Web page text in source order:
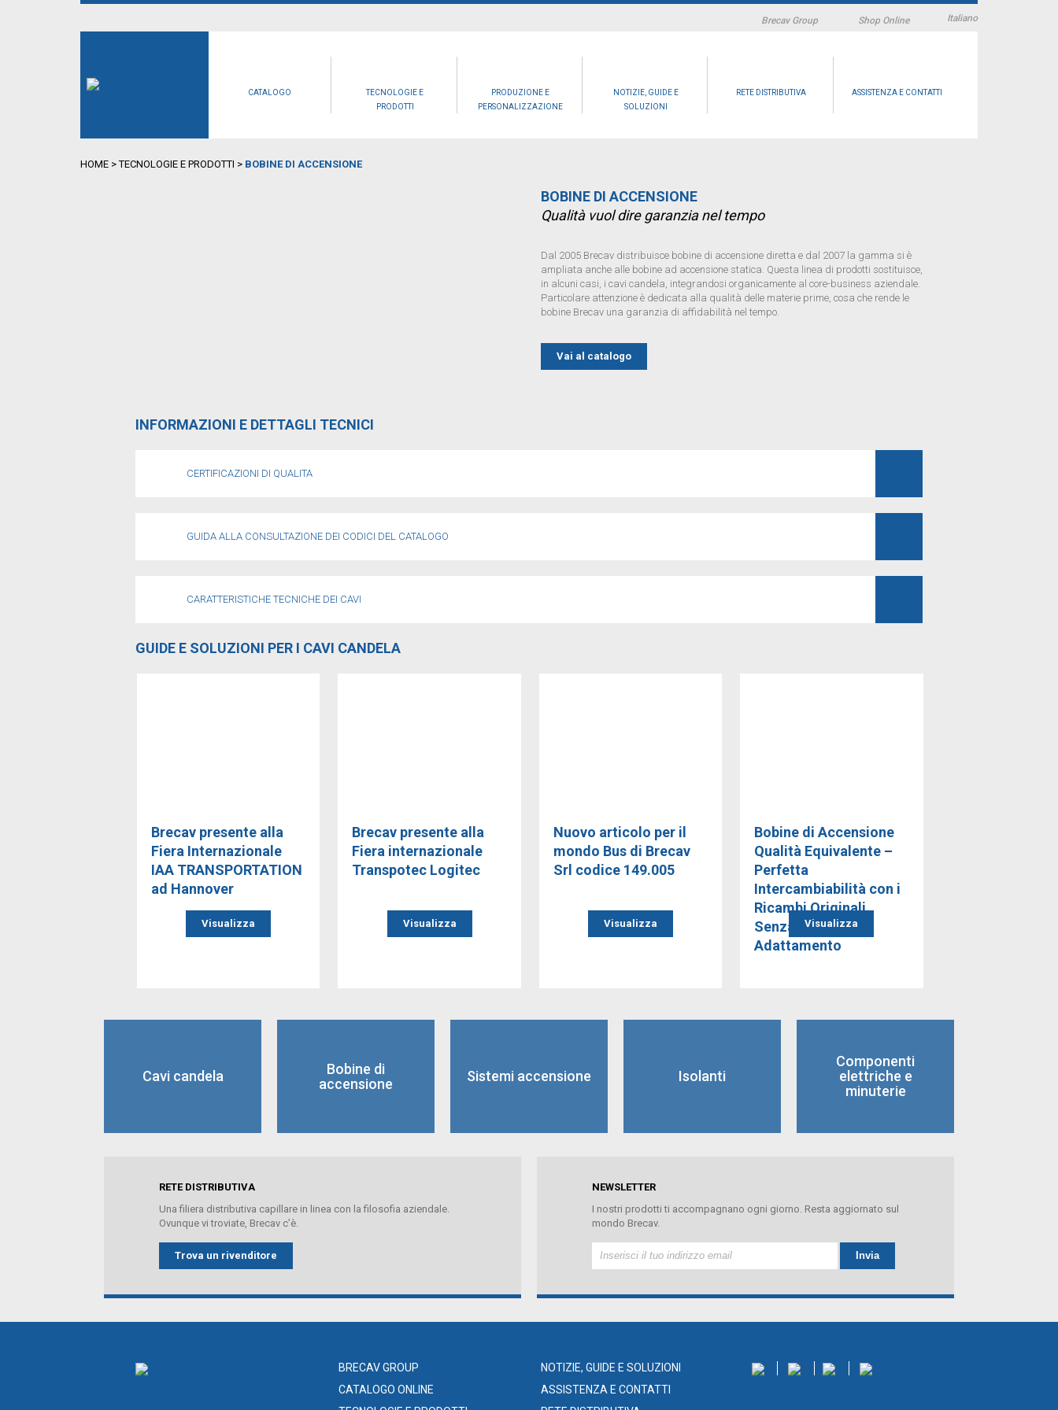
Brecav Group Shop Online Italiano
CATALOGO
TECNOLOGIE E
PRODOTTI
PRODUZIONE E
PERSONALIZZAZIONE
NOTIZIE, GUIDE E
SOLUZIONI
RETE DISTRIBUTIVA ASSISTENZA E CONTATTI
HOME >TECNOLOGIE E PRODOTTI > BOBINE DI ACCENSIONE
BOBINE DI ACCENSIONE
Qualità vuol dire garanzia nel tempo
Dal 2005 Brecav distribuisce bobine di accensione diretta e dal 2007 la gamma si è
ampliata anche alle bobine ad accensione statica. Questa linea di prodotti sostituisce,
in alcuni casi, i cavi candela, integrandosi organicamente al core-business aziendale.
Particolare attenzione è dedicata alla qualità delle materie prime, cosa che rende le
bobine Brecav una garanzia di affidabilità nel tempo.
Vai al catalogo
INFORMAZIONI E DETTAGLI TECNICI
CERTIFICAZIONI DI QUALITA
GUIDA ALLA CONSULTAZIONE DEI CODICI DEL CATALOGO
CARATTERISTICHE TECNICHE DEI CAVI
GUIDE E SOLUZIONI PER I CAVI CANDELA
Brecav presente alla
Fiera Internazionale
IAA TRANSPORTATION
ad Hannover
Visualizza
Brecav presente alla
Fiera internazionale
Transpotec Logitec
Visualizza
Nuovo articolo per il
mondo Bus di Brecav
Srl codice 149.005
Visualizza
Bobine di Accensione
Qualità Equivalente –
Perfetta
Intercambiabilità con i
Ricambi Originali
Senza Alcun
Adattamento
Visualizza
Cavi candela
Bobine di
accensione
Sistemi accensione Isolanti
Componenti
elettriche e
minuterie
RETE DISTRIBUTIVA
Una filiera distributiva capillare in linea con la filosofia aziendale.
Ovunque vi troviate, Brecav c’è.
Trova un rivenditore
NEWSLETTER
I nostri prodotti ti accompagnano ogni giorno. Resta aggiornato sul
mondo Brecav.
BRECAV GROUP
CATALOGO ONLINE
NOTIZIE, GUIDE E SOLUZIONI
ASSISTENZA E CONTATTI